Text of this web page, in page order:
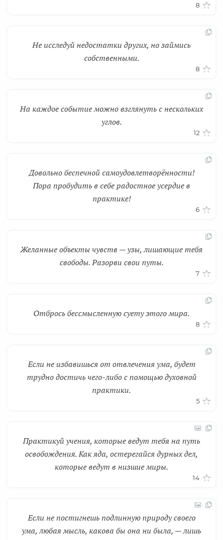
8
Не исследуй недостатки других, но займись
собственными.
8
На каждое событие можно взглянуть с нескольких
углов.
12
Довольно беспечной самоудовлетворённости!
Пора пробудить в себе радостное усердие в
практике!
6
Желанные объекты чувств — узы, лишающие тебя
свободы. Разорви свои путы.
7
Отбрось бессмысленную суету этого мира.
8
Если не избавишься от отвлечения ума, будет
трудно достичь чего-либо с помощью духовной
практики.
5
Практикуй учения, которые ведут тебя на путь
освобождения. Как яда, остерегайся дурных дел,
которые ведут в низшие миры.
14
Если не постигнешь подлинную природу своего
ума, любая мысль, какова бы она ни была, — лишь